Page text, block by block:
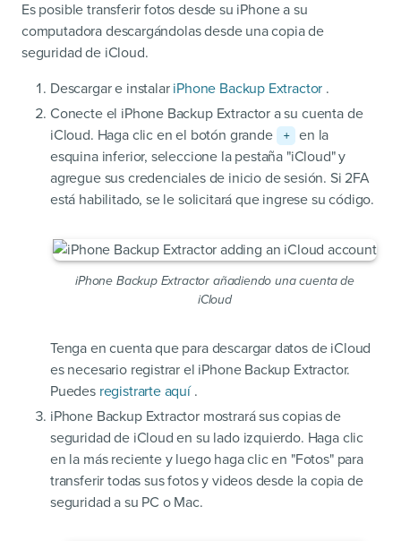
Es posible transferir fotos desde su iPhone a su
computadora descargándolas desde una copia de
seguridad de iCloud.
Descargar e instalar iPhone Backup Extractor .
Conecte el iPhone Backup Extractor a su cuenta de
iCloud. Haga clic en el botón grande
+ en la
esquina inferior, seleccione la pestaña "iCloud" y
agregue sus credenciales de inicio de sesión. Si 2FA
está habilitado, se le solicitará que ingrese su código.
iPhone Backup Extractor añadiendo una cuenta de
iCloud
Tenga en cuenta que para descargar datos de iCloud
es necesario registrar el iPhone Backup Extractor.
Puedes registrarte aquí.
iPhone Backup Extractor mostrará sus copias de
seguridad de iCloud en su lado izquierdo. Haga clic
en la más reciente y luego haga clic en "Fotos" para
transferir todas sus fotos y videos desde la copia de
seguridad a su PC o Mac.